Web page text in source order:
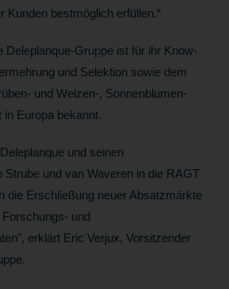
Kunden bestmöglich erfüllen.“
Deleplanque-Gruppe ist für ihr Know-
und Selektion sowie dem
und Weizen-, Sonnenblumen-
Europa bekannt.
und seinen
Strube und van Waveren in die RAGT
die Erschließung neuer Absatzmärkte
und
erklärt Eric Verjux, Vorsitzender